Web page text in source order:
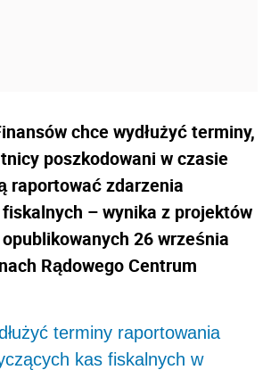
chce wydłużyć terminy,
poszkodowani w czasie
raportować zdarzenia
– wynika z projektów
26 września
Rądowego Centrum
terminy raportowania
kas fiskalnych w